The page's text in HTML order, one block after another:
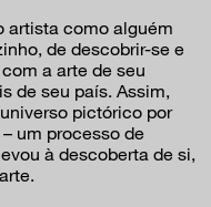
artista como alguém
de descobrir-se e
a arte de seu
de seu país. Assim,
pictórico por
um processo de
à descoberta de si,